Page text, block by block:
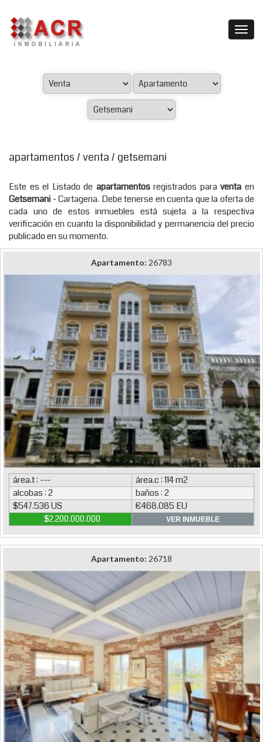
apartamentos / venta / getsemani
Este es el Listado de apartamentosregistrados paraventa en
Getsemani - Cartagena. Debe tenerse en cuenta que la oferta de
cada uno de estos inmuebles está sujeta a la respectiva
verificación en cuanto la disponibilidad y permanencia del precio
publicado en su momento.
Apartamento: 26783
área.t : ---
área.c : 114 m2
alcobas : 2
baños : 2
$547.536 US
€468.085 EU
$2.200.000.000 VER INMUEBLE
Apartamento: 26718